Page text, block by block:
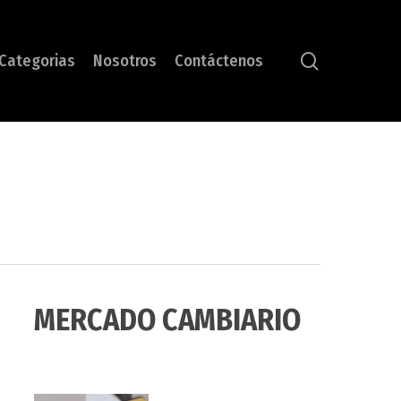
Nosotros Contáctenos
MERCADO CAMBIARIO